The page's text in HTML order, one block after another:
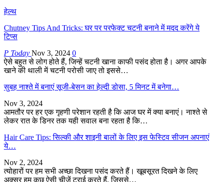
हेल्थ
Chutney Tips And Tricks: घर पर परफेक्ट चटनी बनाने में मदद करेंगे ये
टिप्स
P Today Nov 3, 2024 0
ऐसे बहुत से लोग होते हैं, जिन्हें चटनी खाना काफी पसंद होता है। अगर आपके
खाने की थाली में चटनी परोसी जाए तो इससे…
सुबह नाश्ते में बनाएं सूजी-बेसन का हेल्दी डोसा, 5 मिनट में बनेगा…
Nov 3, 2024
आमतौर पर हर एक गृहणी परेशान रहती है कि आज घर में क्या बनाएं। नाश्ते से
लेकर रात के डिनर तक यही सवाल बना रहता है कि…
Hair Care Tips: सिल्की और शाइनी बालों के लिए इस फेस्टिव सीजन अपनाएं
ये…
Nov 2, 2024
त्योहारों पर हम सभी अच्छा दिखना पसंद करते हैं। खूबसूरत दिखने के लिए
अक्सर हम कुछ ऐसी चीजें ट्राई करते हैं, जिससे…